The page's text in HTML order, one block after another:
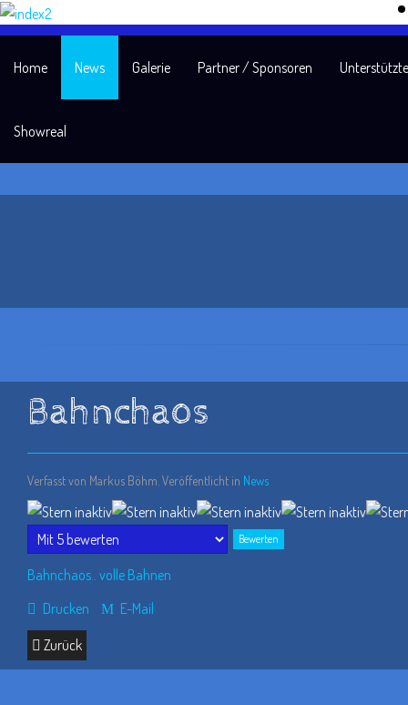
Home News Galerie Partner / Sponsoren
Showreal
Bahnchaos
Verfasst von Markus Böhm. Veröffentlicht in News
Bitte
Bahnchaos.. volle Bahnen
Drucken
E-Mail
Zurück